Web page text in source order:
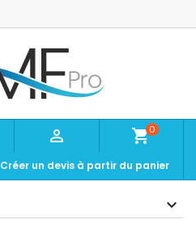
 shopping_cart0
Créer un devis à partir du panier